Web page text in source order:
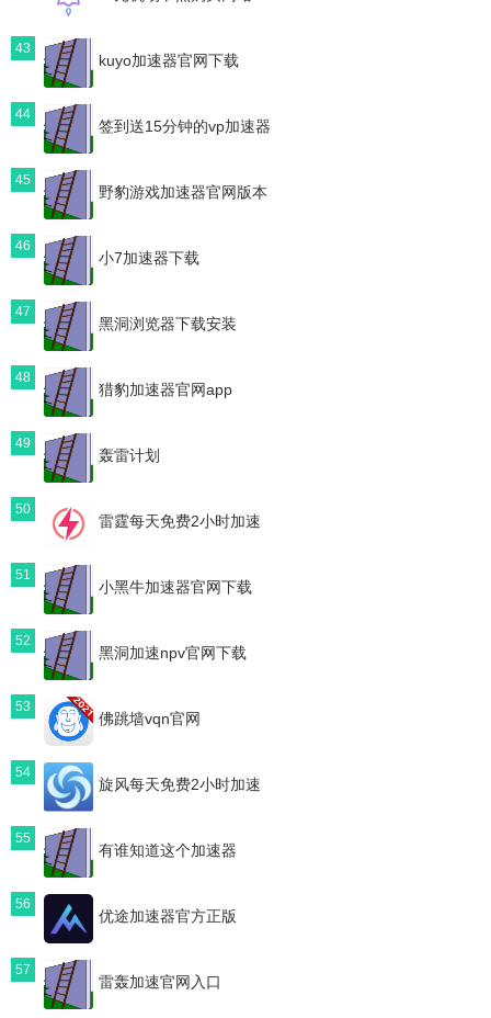
43
kuyo加速器官网下载
44
签到送15分钟的vp加速器
45
野豹游戏加速器官网版本
46
小7加速器下载
47
黑洞浏览器下载安装
48
猎豹加速器官网app
49
轰雷计划
50
雷霆每天免费2小时加速
51
小黑牛加速器官网下载
52
黑洞加速npv官网下载
53
佛跳墙vqn官网
54
旋风每天免费2小时加速
55
有谁知道这个加速器
56
优途加速器官方正版
57
雷轰加速官网入口